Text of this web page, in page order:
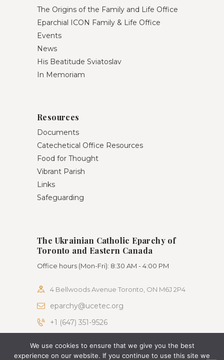
The Origins of the Family and Life Office
Eparchial ICON Family & Life Office
Events
News
His Beatitude Sviatoslav
In Memoriam
Resources
Documents
Catechetical Office Resources
Food for Thought
Vibrant Parish
Links
Safeguarding
The Ukrainian Catholic Eparchy of
Toronto and Eastern Canada
Office hours (Mon-Fri): 8:30 AM - 4:00 PM
4 Bellwoods Avenue Toronto, ON M6J 2P4
eparchy@ucetec.org
+1 (647) 351-9526
AncoraThemes © 2026. All rights reserved. Terms
of use and Privacy Policy
We use cookies to ensure that we give you the best
experience on our website. If you continue to use this site we